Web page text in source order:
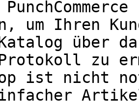
um Ihren
über
Protokoll zu
ist nicht